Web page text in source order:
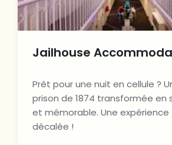
Jailhouse
Prêt pour une nuit en cellule ?
prison de 1874 transformée en
et mémorable. Une
décalée !